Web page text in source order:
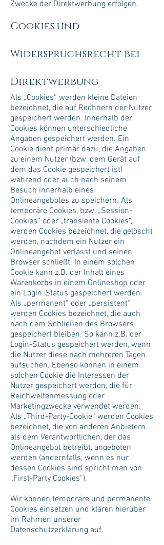
Zwecke der Direktwerbung erfolgen.
Cookies und
Widerspruchsrecht bei
Direktwerbung
Als „Cookies“ werden kleine Dateien
bezeichnet, die auf Rechnern der Nutzer
gespeichert werden. Innerhalb der
Cookies können unterschiedliche
Angaben gespeichert werden. Ein
Cookie dient primär dazu, die Angaben
zu einem Nutzer (bzw. dem Gerät auf
dem das Cookie gespeichert ist)
während oder auch nach seinem
Besuch innerhalb eines
Onlineangebotes zu speichern. Als
temporäre Cookies, bzw. „Session-
Cookies“ oder „transiente Cookies“,
werden Cookies bezeichnet, die gelöscht
werden, nachdem ein Nutzer ein
Onlineangebot verlässt und seinen
Browser schließt. In einem solchen
Cookie kann z.B. der Inhalt eines
Warenkorbs in einem Onlineshop oder
ein Login-Status gespeichert werden.
Als „permanent“ oder „persistent“
werden Cookies bezeichnet, die auch
nach dem Schließen des Browsers
gespeichert bleiben. So kann z.B. der
Login-Status gespeichert werden, wenn
die Nutzer diese nach mehreren Tagen
aufsuchen. Ebenso können in einem
solchen Cookie die Interessen der
Nutzer gespeichert werden, die für
Reichweitenmessung oder
Marketingzwecke verwendet werden.
Als „Third-Party-Cookie“ werden Cookies
bezeichnet, die von anderen Anbietern
als dem Verantwortlichen, der das
Onlineangebot betreibt, angeboten
werden (andernfalls, wenn es nur
dessen Cookies sind spricht man von
„First-Party Cookies“).
Wir können temporäre und permanente
Cookies einsetzen und klären hierüber
im Rahmen unserer
Datenschutzerklärung auf.